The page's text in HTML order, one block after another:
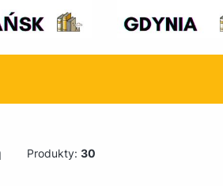
Produkty: 30